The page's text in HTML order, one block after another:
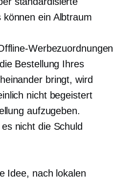
ein Albtraum
Bestellung Ihres
bringt, wird
nicht begeistert
aufzugeben.
nicht die Schuld
Idee, nach lokalen